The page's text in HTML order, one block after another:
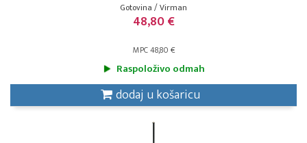
Gotovina / Virman
48,80 €
MPC 48,80 €
Raspoloživo odmah
dodaj u košaricu